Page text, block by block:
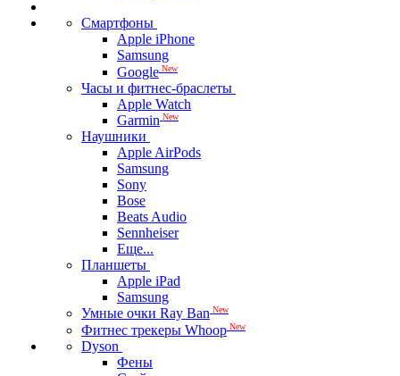
Смартфоны
Apple iPhone
Samsung
Google New
Часы и фитнес-браслеты
Apple Watch
Garmin New
Наушники
Apple AirPods
Samsung
Sony
Bose
Beats Audio
Sennheiser
Еще...
Планшеты
Apple iPad
Samsung
Умные очки Ray Ban New
Фитнес трекеры Whoop New
Dyson
Фены